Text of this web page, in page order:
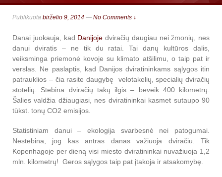
Publikuota birželio 9, 2014 — No Comments ↓
Danai juokauja, kad Danijoje dviračių daugiau nei žmonių, nes
danui dviratis – ne tik du ratai. Tai danų kultūros dalis,
veiksminga priemonė kovoje su klimato atšilimu, o taip pat ir
verslas. Ne paslaptis, kad Danijos dviratininkams sąlygos itin
patrauklios – čia rasite daugybę velotakelių, specialių dviračių
stotelių. Stebina dviračių takų ilgis – beveik 400 kilometrų.
Šalies valdžia džiaugiasi, nes dviratininkai kasmet sutaupo 90
tūkst. tonų CO2 emisijos.
Statistiniam danui – ekologija svarbesnė nei patogumai.
Nestebina, jog kas antras danas važiuoja dviračiu. Tik
Kopenhagoje per dieną visi miesto dviratininkai nuvažiuoja 1,2
mln. kilometrų! Geros sąlygos taip pat įtakoja ir atsakomybę.